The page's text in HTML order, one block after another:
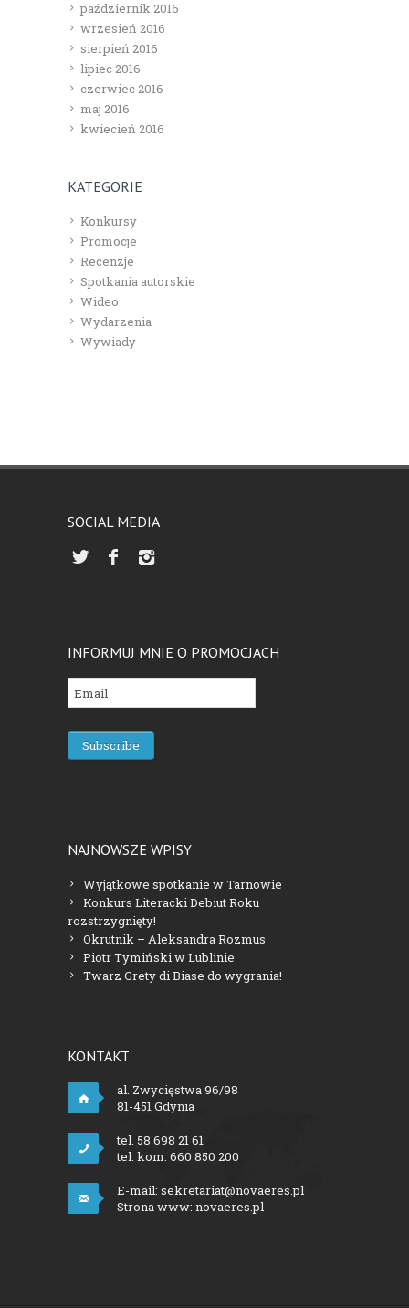
październik 2016
wrzesień 2016
sierpień 2016
lipiec 2016
czerwiec 2016
maj 2016
kwiecień 2016
KATEGORIE
Konkursy
Promocje
Recenzje
Spotkania autorskie
Wideo
Wydarzenia
Wywiady
SOCIAL MEDIA
INFORMUJ MNIE O PROMOCJACH
NAJNOWSZE WPISY
Wyjątkowe spotkanie w Tarnowie
Konkurs Literacki Debiut Roku
rozstrzygnięty!
Okrutnik – Aleksandra Rozmus
Piotr Tymiński w Lublinie
Twarz Grety di Biase do wygrania!
KONTAKT
al. Zwycięstwa 96/98
81-451 Gdynia
tel. 58 698 21 61
tel. kom. 660 850 200
E-mail: sekretariat@novaeres.pl
Strona www: novaeres.pl